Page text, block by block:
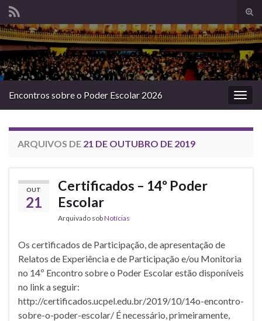
de
Search for:
Encontros sobre o Poder Escolar 2026
ARQUIVOS DE 21 DE OUTUBRO DE 2019
OUT
21
Certificados – 14º Poder
Escolar
Arquivado sobNotícias
Os certificados de Participação, de apresentação de
Relatos de Experiência e de Participação e/ou Monitoria
no 14º Encontro sobre o Poder Escolar estão disponíveis
no link a seguir:
http://certificados.ucpel.edu.br/2019/10/14o-encontro-
sobre-o-poder-escolar/ É necessário, primeiramente,